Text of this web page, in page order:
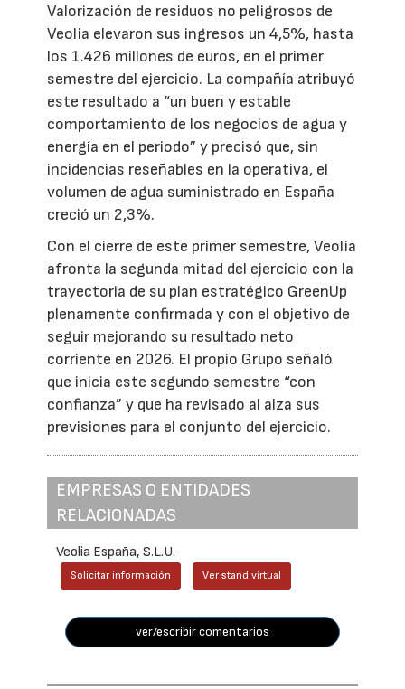
Valorización de residuos no peligrosos de
Veolia elevaron sus ingresos un 4,5%, hasta
los 1.426 millones de euros, en el primer
semestre del ejercicio. La compañía atribuyó
este resultado a “un buen y estable
comportamiento de los negocios de agua y
energía en el periodo” y precisó que, sin
incidencias reseñables en la operativa, el
volumen de agua suministrado en España
creció un 2,3%.
Con el cierre de este primer semestre, Veolia
afronta la segunda mitad del ejercicio con la
trayectoria de su plan estratégico GreenUp
plenamente confirmada y con el objetivo de
seguir mejorando su resultado neto
corriente en 2026. El propio Grupo señaló
que inicia este segundo semestre “con
confianza” y que ha revisado al alza sus
previsiones para el conjunto del ejercicio.
EMPRESAS O ENTIDADES
RELACIONADAS
Veolia España, S.L.U.
Solicitar información Ver stand virtual
ver/escribir comentarios